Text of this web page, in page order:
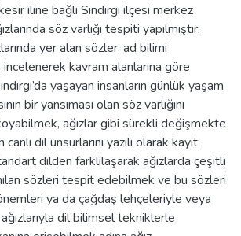
iline bağlı Sındırgı ilçesi merkez
söz varlığı tespiti yapılmıştır.
yer alan sözler, ad bilimi
kavram alanlarına göre
yaşayan insanların günlük yaşam
bir yansıması olan söz varlığını
ağızlar gibi sürekli değişmekte
dil unsurlarını yazılı olarak kayıt
dilden farklılaşarak ağızlarda çeşitli
sözleri tespit edebilmek ve bu sözleri
ya da çağdaş lehçeleriyle veya
dil bilimsel tekniklerle